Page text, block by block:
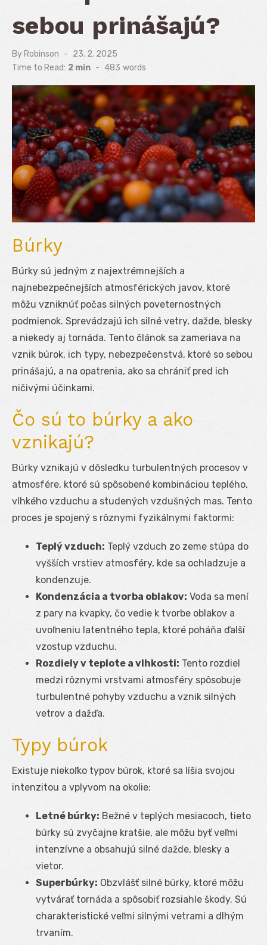
sebou prinášajú?
By Robinson
Posted
on
23. 2. 2025
Time to Read: 2 min - 483 words
Búrky
Búrky sú jedným z najextrémnejších a
najnebezpečnejších atmosférických javov, ktoré
môžu vzniknúť počas silných poveternostných
podmienok. Sprevádzajú ich silné vetry, dažde, blesky
a niekedy aj tornáda. Tento článok sa zameriava na
vznik búrok, ich typy, nebezpečenstvá, ktoré so sebou
prinášajú, a na opatrenia, ako sa chrániť pred ich
ničivými účinkami.
Čo sú to búrky a ako
vznikajú?
Búrky vznikajú v dôsledku turbulentných procesov v
atmosfére, ktoré sú spôsobené kombináciou teplého,
vlhkého vzduchu a studených vzdušných mas. Tento
proces je spojený s rôznymi fyzikálnymi faktormi:
Teplý vzduch: Teplý vzduch zo zeme stúpa do
vyšších vrstiev atmosféry, kde sa ochladzuje a
kondenzuje.
Kondenzácia a tvorba oblakov: Voda sa mení
z pary na kvapky, čo vedie k tvorbe oblakov a
uvoľneniu latentného tepla, ktoré poháňa ďalší
vzostup vzduchu.
Rozdiely v teplote a vlhkosti: Tento rozdiel
medzi rôznymi vrstvami atmosféry spôsobuje
turbulentné pohyby vzduchu a vznik silných
vetrov a dažďa.
Typy búrok
Existuje niekoľko typov búrok, ktoré sa líšia svojou
intenzitou a vplyvom na okolie:
Letné búrky: Bežné v teplých mesiacoch, tieto
búrky sú zvyčajne kratšie, ale môžu byť veľmi
intenzívne a obsahujú silné dažde, blesky a
vietor.
Superbúrky: Obzvlášť silné búrky, ktoré môžu
vytvárať tornáda a spôsobiť rozsiahle škody. Sú
charakteristické veľmi silnými vetrami a dlhým
trvaním.